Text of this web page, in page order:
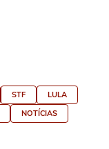
STF
LULA
NOTÍCIAS